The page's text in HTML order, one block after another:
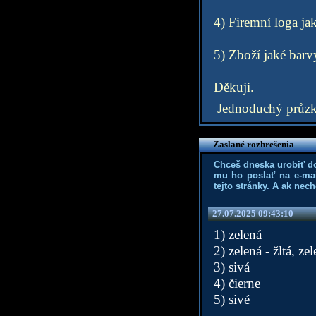
4) Firemní loga
5) Zboží jaké
Děkuji.
Jednoduchý
Zaslané rozhrešenia
Chceš dneska urobiť
mu ho poslať na e-
tejto stránky. A ak
27.07.2025 09:43:10
1) zelená
2) zelená - žltá,
3) sivá
4) čierne
5) sivé